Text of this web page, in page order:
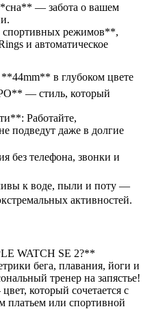
— забота о вашем
режимов**,
и автоматическое
в глубоком цвете
— стиль, который
Работайте,
подведут даже в долгие
без телефона, звонки и
к воде, пыли и поту —
активностей.
WATCH SE 2?**
бега, плавания, йоги и
тренер на запястье!
который сочетается с
или спортивной